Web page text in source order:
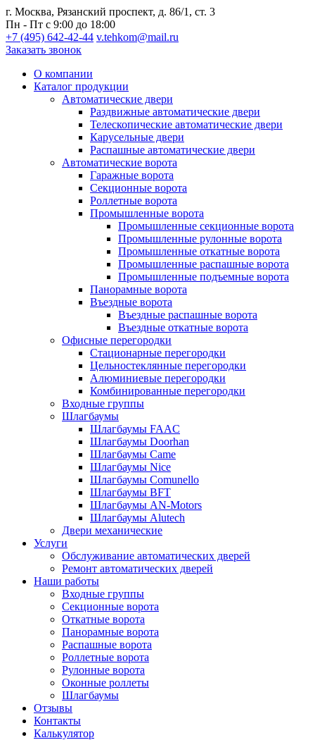
г. Москва, Рязанский проспект, д. 86/1, ст. 3
Пн - Пт с 9:00 до 18:00
+7 (495) 642-42-44 v.tehkom@mail.ru
Заказать звонок
О компании
Каталог продукции
Автоматические двери
Раздвижные автоматические двери
Телескопические автоматические двери
Карусельные двери
Распашные автоматические двери
Автоматические ворота
Гаражные ворота
Секционные ворота
Роллетные ворота
Промышленные ворота
Промышленные секционные ворота
Промышленные рулонные ворота
Промышленные откатные ворота
Промышленные распашные ворота
Промышленные подъемные ворота
Панорамные ворота
Въездные ворота
Въездные распашные ворота
Въездные откатные ворота
Офисные перегородки
Стационарные перегородки
Цельностеклянные перегородки
Алюминиевые перегородки
Комбинированные перегородки
Входные группы
Шлагбаумы
Шлагбаумы FAAC
Шлагбаумы Doorhan
Шлагбаумы Came
Шлагбаумы Nice
Шлагбаумы Comunello
Шлагбаумы BFT
Шлагбаумы AN-Motors
Шлагбаумы Alutech
Двери механические
Услуги
Обслуживание автоматических дверей
Ремонт автоматических дверей
Наши работы
Входные группы
Секционные ворота
Откатные ворота
Панорамные ворота
Распашные ворота
Роллетные ворота
Рулонные ворота
Оконные роллеты
Шлагбаумы
Отзывы
Контакты
Калькулятор